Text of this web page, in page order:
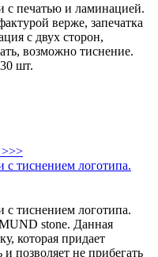
с печатью и ламинацией.
верже, запечатка
с двух сторон,
возможно тиснение.
шт.
с тиснением логотипа.
с тиснением логотипа.
stone. Данная
которая придает
позволяет не прибегать